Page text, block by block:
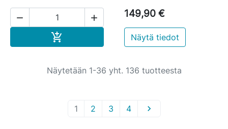
 

149,90 €
Näytä tiedot
Näytetään 1-36 yht. 136 tuotteesta
1 2 3 4 